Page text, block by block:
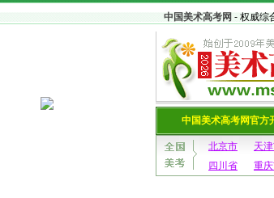
中国美术高考网 - 权威综
中国美术高考网官方
北京市 天
四川省
重